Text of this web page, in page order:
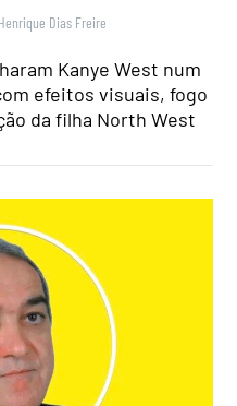
Henrique Dias Freire
Kanye West num
efeitos visuais, fogo
da filha North West